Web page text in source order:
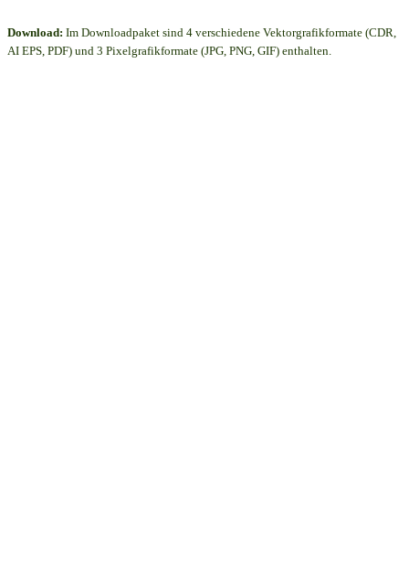
Download: Im Downloadpaket sind 4 verschiedene Vektorgrafikformate (CDR,
AI EPS, PDF) und 3 Pixelgrafikformate (JPG, PNG, GIF) enthalten.